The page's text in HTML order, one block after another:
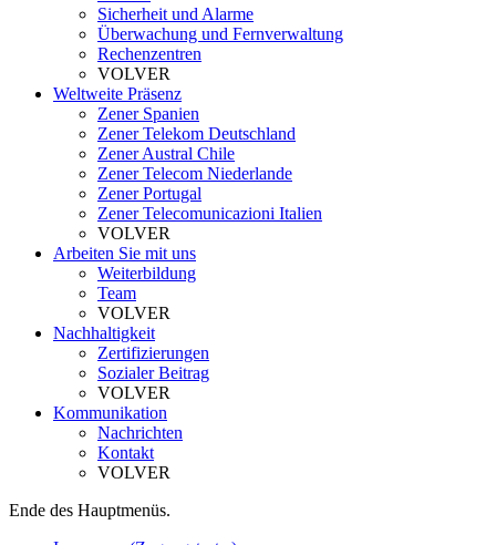
Sicherheit und Alarme
Überwachung und Fernverwaltung
Rechenzentren
VOLVER
Weltweite Präsenz
Zener Spanien
Zener Telekom Deutschland
Zener Austral Chile
Zener Telecom Niederlande
Zener Portugal
Zener Telecomunicazioni Italien
VOLVER
Arbeiten Sie mit uns
Weiterbildung
Team
VOLVER
Nachhaltigkeit
Zertifizierungen
Sozialer Beitrag
VOLVER
Kommunikation
Nachrichten
Kontakt
VOLVER
Ende des Hauptmenüs.